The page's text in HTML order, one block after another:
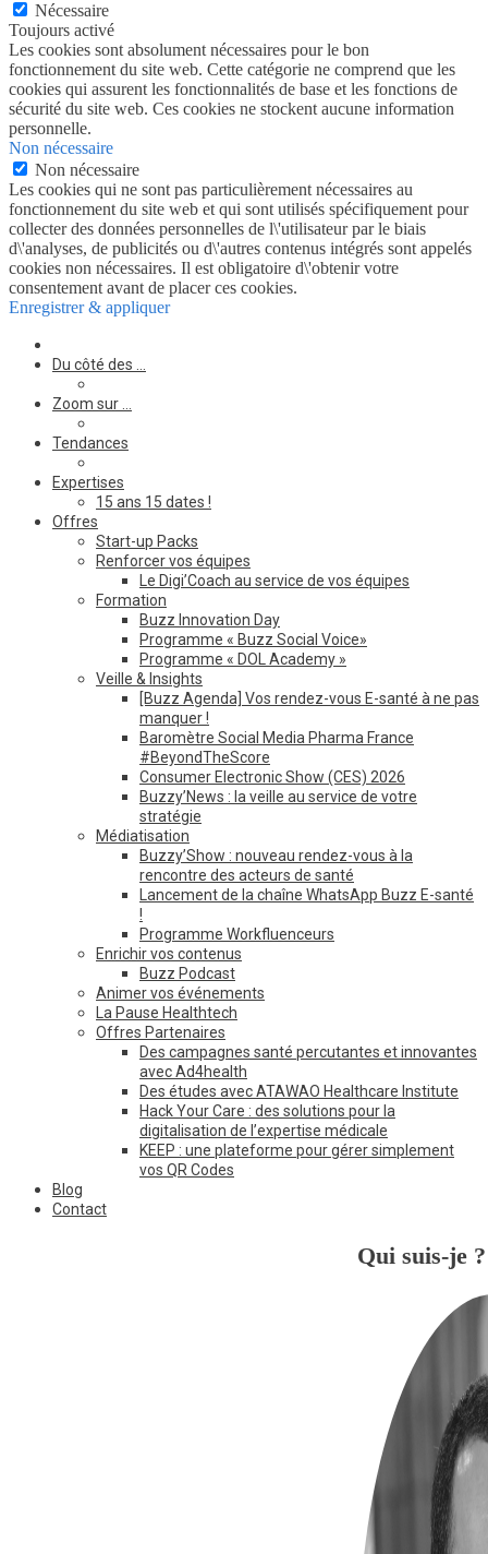
Nécessaire
Toujours activé
Les cookies sont absolument nécessaires pour le bon
fonctionnement du site web. Cette catégorie ne comprend que les
cookies qui assurent les fonctionnalités de base et les fonctions de
sécurité du site web. Ces cookies ne stockent aucune information
personnelle.
Non nécessaire
Non nécessaire
Les cookies qui ne sont pas particulièrement nécessaires au
fonctionnement du site web et qui sont utilisés spécifiquement pour
collecter des données personnelles de l\'utilisateur par le biais
d\'analyses, de publicités ou d\'autres contenus intégrés sont appelés
cookies non nécessaires. Il est obligatoire d\'obtenir votre
consentement avant de placer ces cookies.
Enregistrer & appliquer
Du côté des …
Zoom sur …
Tendances
Expertises
15 ans 15 dates !
Offres
Start-up Packs
Renforcer vos équipes
Le Digi’Coach au service de vos équipes
Formation
Buzz Innovation Day
Programme « Buzz Social Voice»
Programme « DOL Academy »
Veille & Insights
[Buzz Agenda] Vos rendez-vous E-santé à ne pas
manquer !
Baromètre Social Media Pharma France
#BeyondTheScore
Consumer Electronic Show (CES) 2026
Buzzy’News : la veille au service de votre
stratégie
Médiatisation
Buzzy’Show : nouveau rendez-vous à la
rencontre des acteurs de santé
Lancement de la chaîne WhatsApp Buzz E-santé
!
Programme Workfluenceurs
Enrichir vos contenus
Buzz Podcast
Animer vos événements
La Pause Healthtech
Offres Partenaires
Des campagnes santé percutantes et innovantes
avec Ad4health
Des études avec ATAWAO Healthcare Institute
Hack Your Care : des solutions pour la
digitalisation de l’expertise médicale
KEEP : une plateforme pour gérer simplement
vos QR Codes
Blog
Contact
Qui suis-je ?